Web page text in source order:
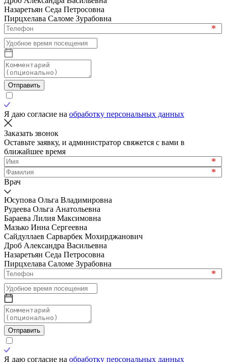
Назаретьян Седа Петросовна
Пирцхелава Саломе Зурабовна
*
Отправить
Я даю согласие на обработку персональных данных
Заказать звонок
Оставьте заявку, и администратор свяжется с вами в
ближайшее время
*
*
Врач
Юсупова Ольга Владимировна
Рудеева Ольга Анатольевна
Бараева Лилия Максимовна
Мазько Инна Сергеевна
Сайдуллаев Сарварбек Мохирджанович
Дроб Александра Васильевна
Назаретьян Седа Петросовна
Пирцхелава Саломе Зурабовна
*
Отправить
Я даю согласие на обработку персональных данных